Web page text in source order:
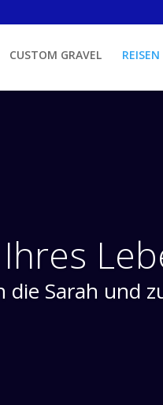
CUSTOM GRAVEL REISEN
die Sarah und